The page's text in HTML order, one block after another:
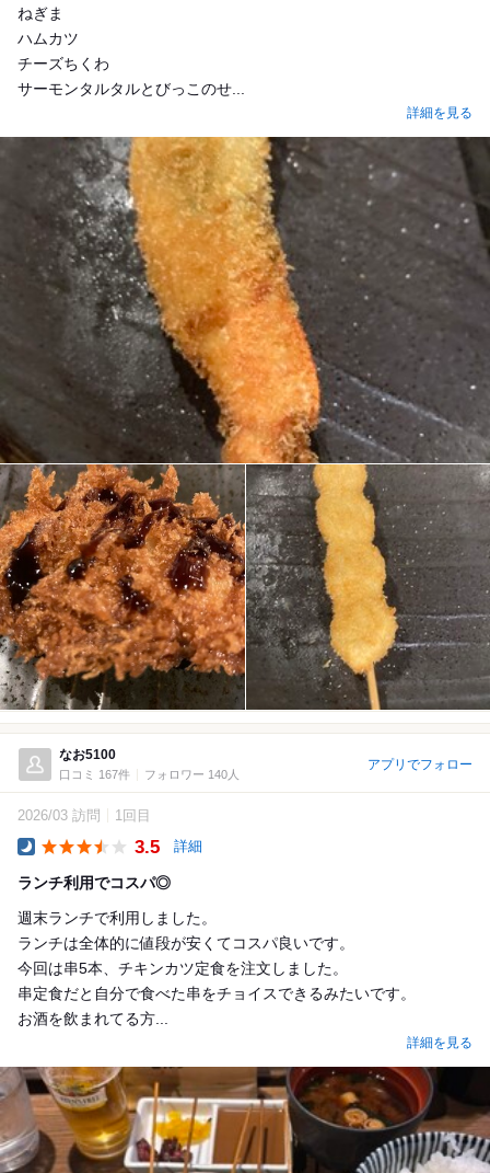
ねぎま
ハムカツ
チーズちくわ
サーモンタルタルとびっこのせ...
詳細を見る
なお5100
口コミ 167件 フォロワー 140人
アプリでフォロー
2026/03 訪問 1回目
3.5 詳細
ランチ利用でコスパ◎
週末ランチで利用しました。
ランチは全体的に値段が安くてコスパ良いです。
今回は串5本、チキンカツ定食を注文しました。
串定食だと自分で食べた串をチョイスできるみたいです。
お酒を飲まれてる方...
詳細を見る